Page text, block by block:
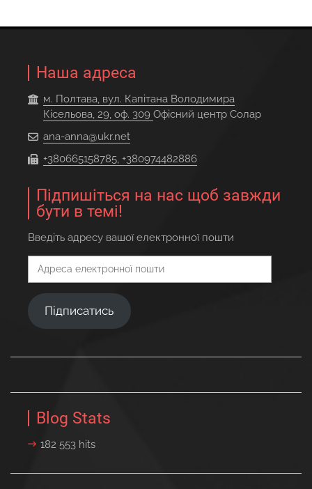
Наша адреса
м. Полтава, вул. Капітана Володимира
Кісельова, 29, оф. 309 Офісний центр Солар
ana-anna@ukr.net
+380665158785, +380974482886
Підпишіться на нас щоб завжди
бути в темі!
Введіть адресу вашої електронної пошти
Адреса
електронної
пошти
Підписатись
Blog Stats
182 553 hits